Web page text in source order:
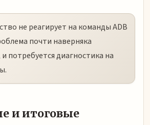
не реагирует на команды ADB
почти наверняка
потребуется диагностика на
и итоговые